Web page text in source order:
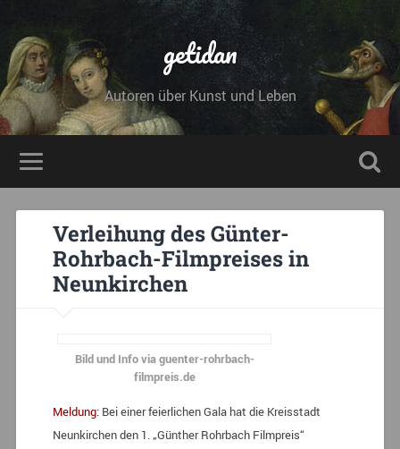
getidan
Autoren über Kunst und Leben
Verleihung des Günter-
Rohrbach-Filmpreises in
Neunkirchen
Bild und Info via guenter-rohrbach-
filmpreis.de
Meldung: Bei einer feierlichen Gala hat die Kreisstadt
Neunkirchen den 1. „Günther Rohrbach Filmpreis“